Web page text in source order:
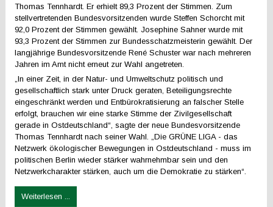
Thomas Tennhardt. Er erhielt 89,3 Prozent der Stimmen. Zum
stellvertretenden Bundesvorsitzenden wurde Steffen Schorcht mit
92,0 Prozent der Stimmen gewählt. Josephine Sahner wurde mit
93,3 Prozent der Stimmen zur Bundesschatzmeisterin gewählt. Der
langjährige Bundesvorsitzende René Schuster war nach mehreren
Jahren im Amt nicht erneut zur Wahl angetreten.
„In einer Zeit, in der Natur- und Umweltschutz politisch und
gesellschaftlich stark unter Druck geraten, Beteiligungsrechte
eingeschränkt werden und Entbürokratisierung an falscher Stelle
erfolgt, brauchen wir eine starke Stimme der Zivilgesellschaft
gerade in Ostdeutschland“, sagte der neue Bundesvorsitzende
Thomas Tennhardt nach seiner Wahl. „Die GRÜNE LIGA - das
Netzwerk ökologischer Bewegungen in Ostdeutschland - muss im
politischen Berlin wieder stärker wahrnehmbar sein und den
Netzwerkcharakter stärken, auch um die Demokratie zu stärken“.
Weiterlesen ...